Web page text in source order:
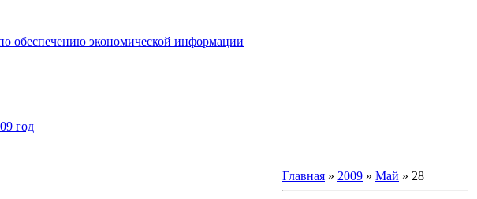
обеспечению экономической информации
год
Главная » 2009 » Май » 28